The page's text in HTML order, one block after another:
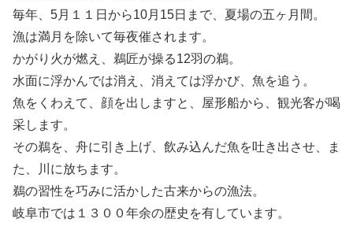
毎年、5月１１日から10月15日まで、夏場の五ヶ月間。
漁は満月を除いて毎夜催されます。
かがり火が燃え、鵜匠が操る12羽の鵜。
水面に浮かんでは消え、消えては浮かび、魚を追う。
魚をくわえて、顔を出しますと、屋形船から、観光客が喝
采します。
その鵜を、舟に引き上げ、飲み込んだ魚を吐き出させ、ま
た、川に放ちます。
鵜の習性を巧みに活かした古来からの漁法。
岐阜市では１３００年余の歴史を有しています。